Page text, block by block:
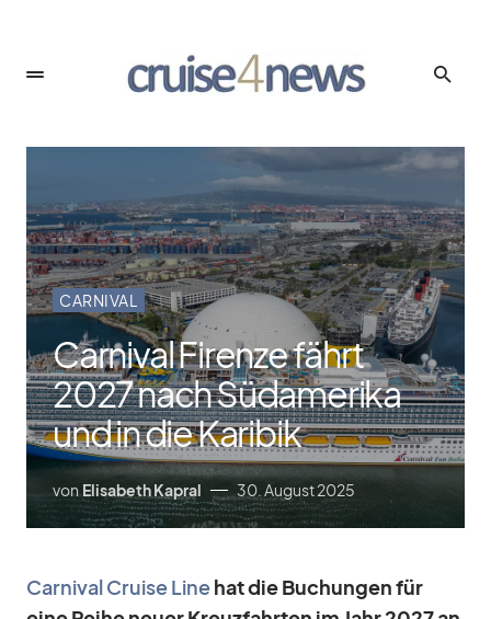
CARNIVAL
Carnival Firenze fährt
2027 nach Südamerika
und in die Karibik
von Elisabeth Kapral 30. August 2025
Car­ni­val Cruise Linehat die Bu­chun­gen für